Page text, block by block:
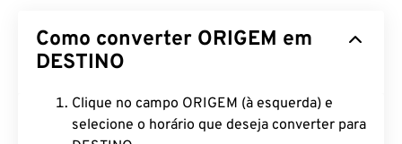
Como converter ORIGEM em
DESTINO
Clique no campo ORIGEM (à esquerda) e
selecione o horário que deseja converter para